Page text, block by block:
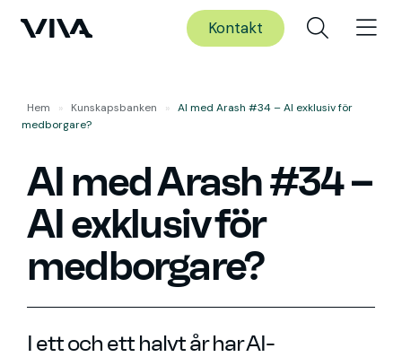
Kontakt
Hem » Kunskaps­banken »
AI med Arash #34 – AI exklusiv för
medborgare?
AI med Arash #34 –
AI exklusiv för
medborgare?
I ett och ett halvt år har AI-